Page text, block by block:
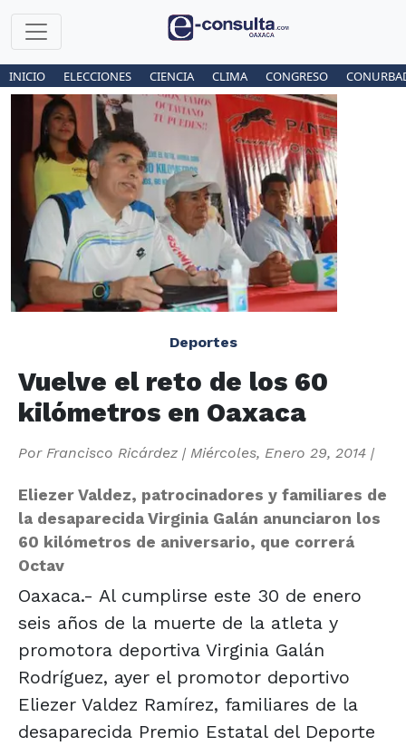
INICIO ELECCIONES CIENCIA CLIMA CONGRESO
Deportes
Vuelve el reto de los 60
kilómetros en Oaxaca
Por Francisco Ricárdez | Miércoles, Enero 29, 2014 |
Eliezer Valdez, patrocinadores y familiares de
la desaparecida Virginia Galán anunciaron los
60 kilómetros de aniversario, que correrá
Octav
Oaxaca.- Al cumplirse este 30 de enero
seis años de la muerte de la atleta y
promotora deportiva Virginia Galán
Rodríguez, ayer el promotor deportivo
Eliezer Valdez Ramírez, familiares de la
desaparecida Premio Estatal del Deporte